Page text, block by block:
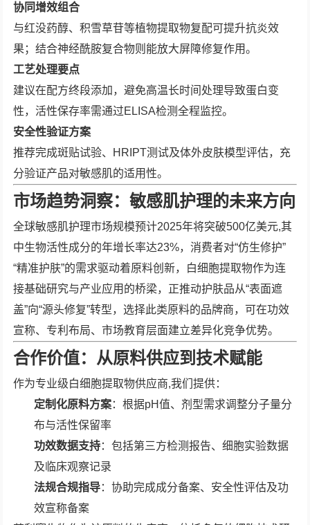
协同增效组合
与红没药醇、积雪草苷等植物提取物复配可提升抗炎效
果；结合神经酰胺复合物则能放大屏障修复作用。
工艺处理要点
建议在配方终段添加，避免高温长时间处理导致蛋白变
性，活性保存率需通过ELISA检测全程监控。
安全性验证方案
推荐完成斑贴试验、HRIPT测试及体外皮肤模型评估，充
分验证产品对敏感肌的适用性。
市场趋势洞察：敏感肌护理的未来方向
全球敏感肌护理市场规模预计2025年将突破500亿美元,其
中生物活性成分的年增长率达23%，消费者对“仿生修护”
“精准护肤”的需求驱动着原料创新，白细胞提取物作为连
接基础研究与产业应用的桥梁，正推动护肤品从“表面遮
盖”向“源头修复”转型，选择此类原料的品牌商，可在功效
宣称、专利布局、市场教育层面建立差异化竞争优势。
合作价值：从原料供应到技术赋能
作为专业级白细胞提取物供应商,我们提供：
定制化原料方案：根据pH值、剂型需求调整分子量分
布与活性保留率
功效数据支持：包括第三方检测报告、细胞实验数据
及临床观察记录
法规合规指导：协助完成成分备案、安全性评估及功
效宣称备案